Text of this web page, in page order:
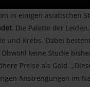
in einigen asiatischen
. Die Palette der
und Krebs. Dabei
keine Studie
Preise als Gold.
Anstrengungen im